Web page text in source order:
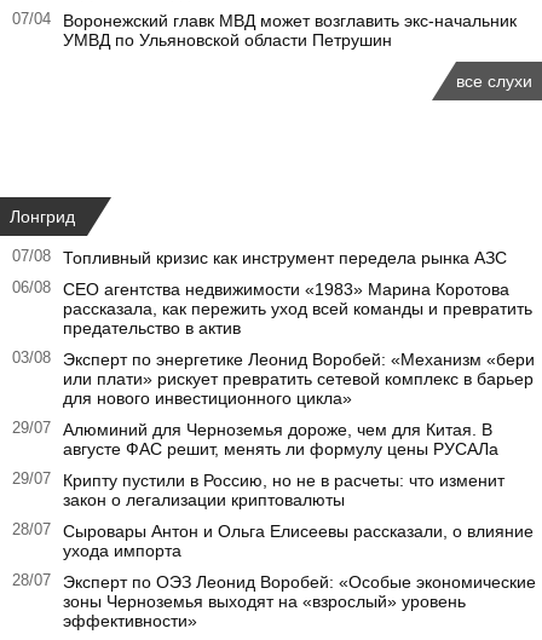
07/04
Воронежский главк МВД может возглавить экс-начальник
УМВД по Ульяновской области Петрушин
все слухи
Лонгрид
07/08 Топливный кризис как инструмент передела рынка АЗС
06/08
CEO агентства недвижимости «1983» Марина Коротова
рассказала, как пережить уход всей команды и превратить
предательство в актив
03/08
Эксперт по энергетике Леонид Воробей: «Механизм «бери
или плати» рискует превратить сетевой комплекс в барьер
для нового инвестиционного цикла»
29/07
Алюминий для Черноземья дороже, чем для Китая. В
августе ФАС решит, менять ли формулу цены РУСАЛа
29/07
Крипту пустили в Россию, но не в расчеты: что изменит
закон о легализации криптовалюты
28/07
Сыровары Антон и Ольга Елисеевы рассказали, о влияние
ухода импорта
28/07
Эксперт по ОЭЗ Леонид Воробей: «Особые экономические
зоны Черноземья выходят на «взрослый» уровень
эффективности»